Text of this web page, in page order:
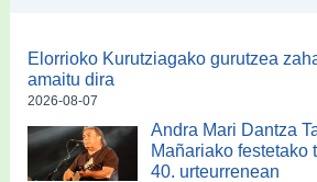
Elorrioko Kurutziagako gurutzea
amaitu dira
2026-08-07
Andra Mari Dantza
Mañariako festetako
40. urteurrenean